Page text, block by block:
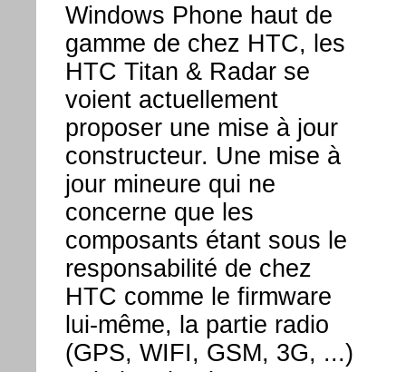
Windows Phone haut de
gamme de chez HTC, les
HTC Titan & Radar se
voient actuellement
proposer une mise à jour
constructeur. Une mise à
jour mineure qui ne
concerne que les
composants étant sous le
responsabilité de chez
HTC comme le firmware
lui-même, la partie radio
(GPS, WIFI, GSM, 3G, ...)